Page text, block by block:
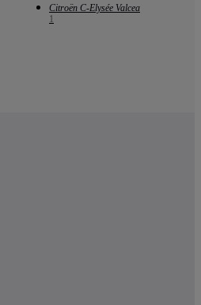
Citroën C-Elysée Valcea
1